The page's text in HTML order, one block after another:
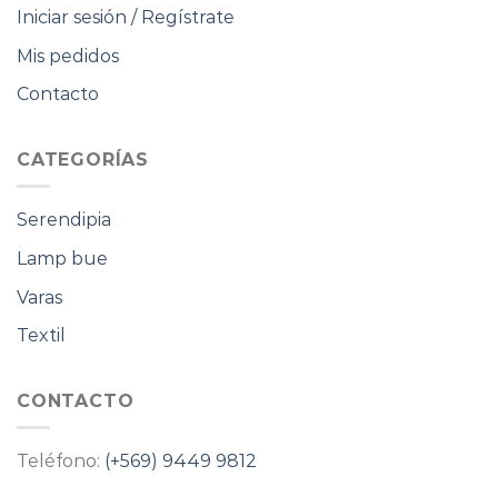
Iniciar sesión / Regístrate
Mis pedidos
Contacto
CATEGORÍAS
Serendipia
Lamp bue
Varas
Textil
CONTACTO
Teléfono: (+569) 9449 9812